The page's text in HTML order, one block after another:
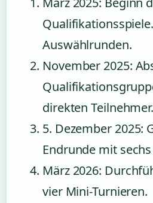
Auswählrunden.
November 2025:
direkten Teilnehmer.
5. Dezember 2025:
Endrunde mit
März 2026:
vier Mini-Turnieren.